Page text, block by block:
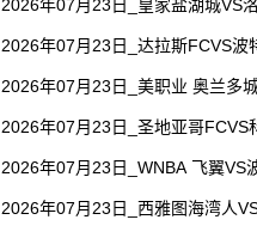
2026年07月23日_皇家盐湖城VS
2026年07月23日_达拉斯FCVS波
2026年07月23日_美职业 奥兰多
2026年07月23日_圣地亚哥FCVS
2026年07月23日_WNBA 飞翼VS
2026年07月23日_西雅图海湾人